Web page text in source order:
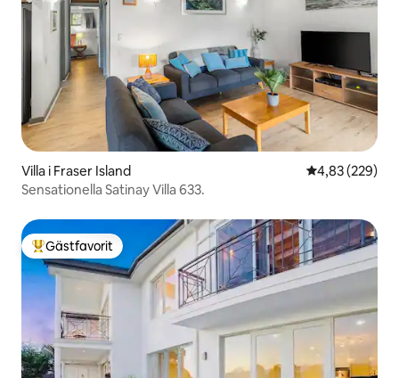
Villa i Fraser Island 4,83 av 5 i
4,83 (229)
Sensationella Satinay Villa 633.
Populär gästfavorit
Gästfavorit